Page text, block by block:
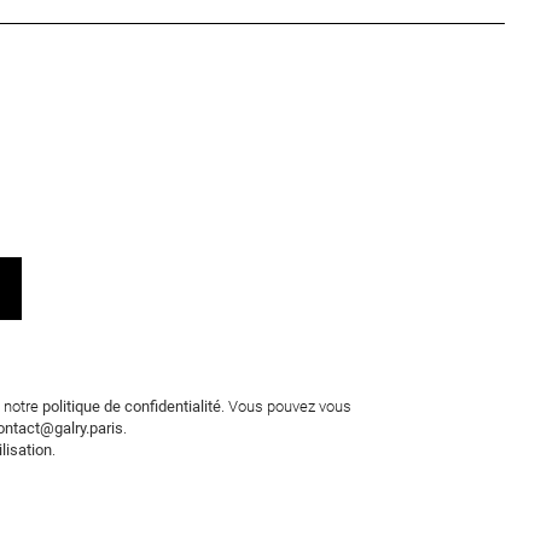
notre politique de confidentialité. Vous pouvez vous
.
.